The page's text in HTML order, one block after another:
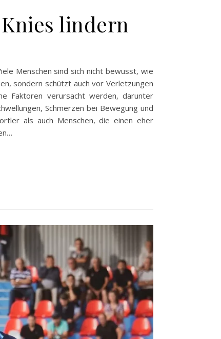
lindern
Menschen sind sich nicht bewusst, wie
sondern schützt auch vor Verletzungen
Faktoren verursacht werden, darunter
Schmerzen bei Bewegung und
als auch Menschen, die einen eher